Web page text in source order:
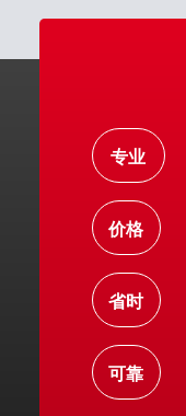
专业
价格
省时
可靠